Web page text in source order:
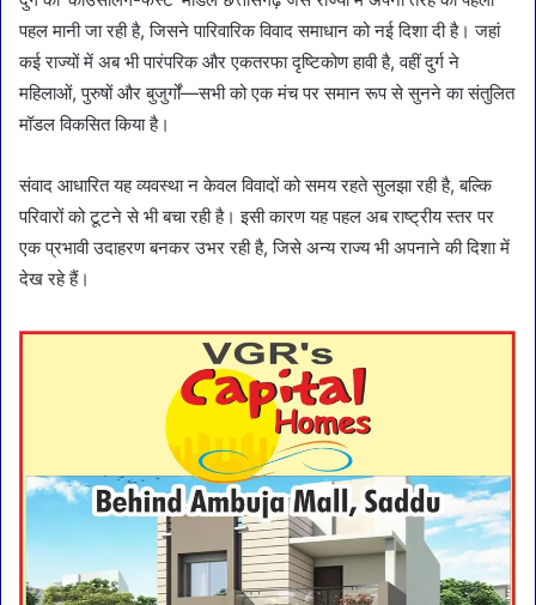
पहल मानी जा रही है, जिसने पारिवारिक विवाद समाधान को नई दिशा दी है। जहां
कई राज्यों में अब भी पारंपरिक और एकतरफा दृष्टिकोण हावी है, वहीं दुर्ग ने
महिलाओं, पुरुषों और बुजुर्गों—सभी को एक मंच पर समान रूप से सुनने का संतुलित
मॉडल विकसित किया है।
संवाद आधारित यह व्यवस्था न केवल विवादों को समय रहते सुलझा रही है, बल्कि
परिवारों को टूटने से भी बचा रही है। इसी कारण यह पहल अब राष्ट्रीय स्तर पर
एक प्रभावी उदाहरण बनकर उभर रही है, जिसे अन्य राज्य भी अपनाने की दिशा में
देख रहे हैं।